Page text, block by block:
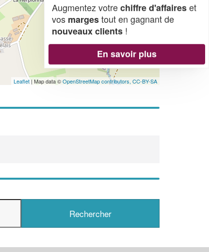
Leaflet| Map data ©OpenStreetMap contributors, CC-BY-SA
Augmentez votrechiffre d'affaireset
vos margestout en gagnant de
nouveaux clients !
En savoir plus